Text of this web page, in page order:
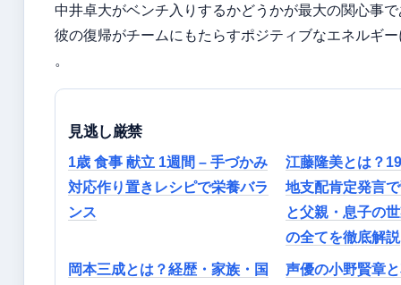
中井卓大がベンチ入りするかどうかが最大の関心事
彼の復帰がチームにもたらすポジティブなエネルギ
。
見逃し厳禁
1歳 食事 献立 1週間 – 手づかみ
対応作り置きレシピで栄養バラ
ンス
江藤隆美とは？
地支配肯定発言
と父親・息子の
の全てを徹底解説
岡本三成とは？経歴・家族・国
声優の小野賢章